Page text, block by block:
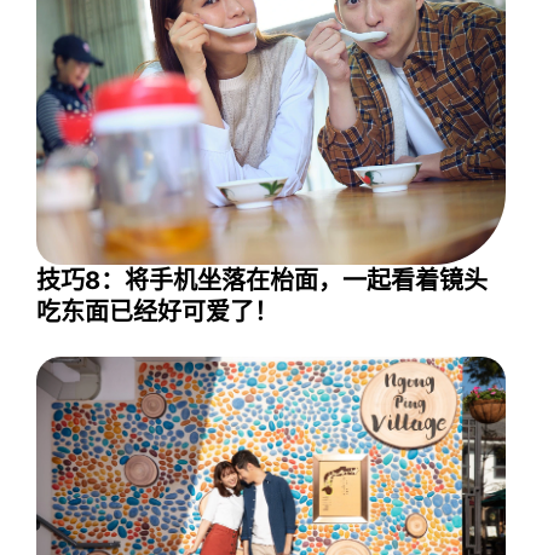
技巧8：将手机坐落在枱面，一起看着镜头
吃东面已经好可爱了！